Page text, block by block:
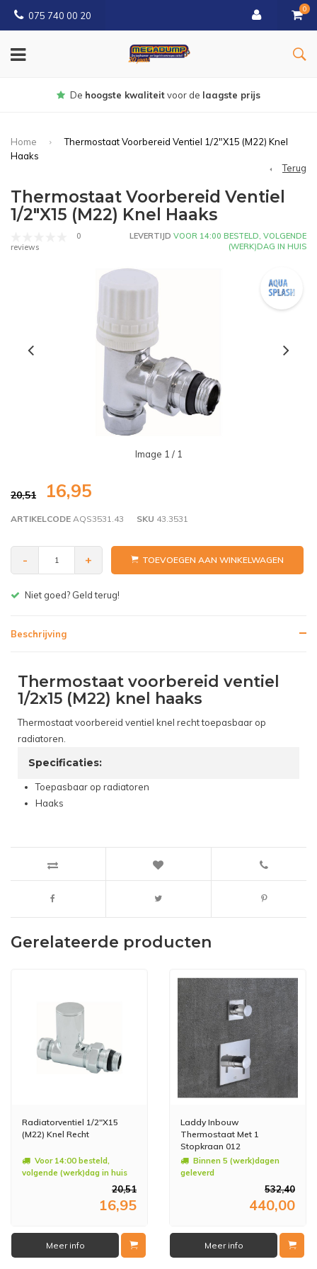
075 740 00 20
0
Gratisbezorgd vanaf € 150
Home
Thermostaat Voorbereid Ventiel 1/2"X15 (M22) Knel
Haaks
Terug
Thermostaat Voorbereid Ventiel
1/2"X15 (M22) Knel Haaks
0
reviews
LEVERTIJD VOOR 14:00 BESTELD, VOLGENDE
(WERK)DAG IN HUIS
Image 1 / 1
20,51 16,95
ARTIKELCODE AQS3531.43 SKU 43.3531
- + TOEVOEGEN AAN WINKELWAGEN
Gratis bezorgen v.a. € 150,- (NL)
Beschrijving
Thermostaat voorbereid ventiel
1/2x15 (M22) knel haaks
Thermostaat voorbereid ventiel knel recht toepasbaar op
radiatoren.
Specificaties:
Toepasbaar op radiatoren
Haaks
Gerelateerde producten
Radiatorventiel 1/2"X15
(M22) Knel Recht
Voor 14:00 besteld,
volgende (werk)dag in huis
20,51
16,95
Meer info
Laddy Inbouw
Thermostaat Met 1
Stopkraan 012
Binnen 5 (werk)dagen
geleverd
532,40
440,00
Meer info